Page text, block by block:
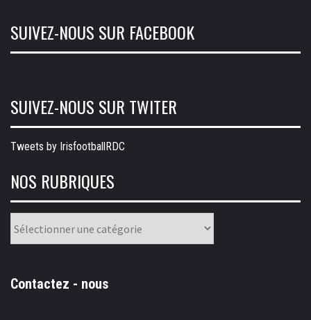
SUIVEZ-NOUS SUR FACEBOOK
SUIVEZ-NOUS SUR TWITER
Tweets by IrisfootballRDC
NOS RUBRIQUES
rubriques
Contactez - nous